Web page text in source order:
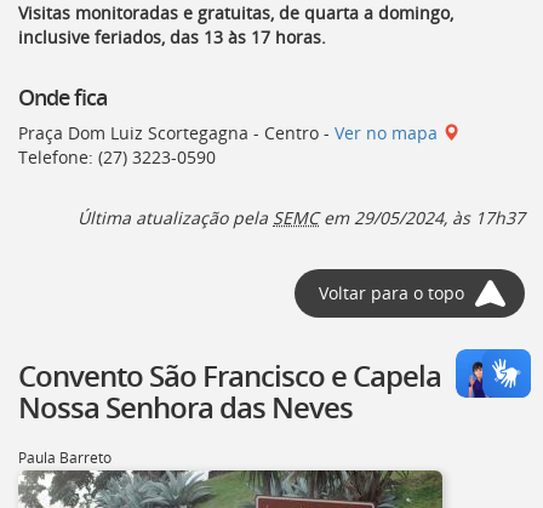
Visitas monitoradas e gratuitas, de quarta a domingo,
inclusive feriados, das 13 às 17 horas.
Onde fica
Praça Dom Luiz Scortegagna - Centro - Ver no mapa
Telefone: (27) 3223-0590
Última atualização pela SEMCem 29/05/2024, às 17h37
Voltar para o topo
Convento São Francisco e Capela
Nossa Senhora das Neves
Paula Barreto